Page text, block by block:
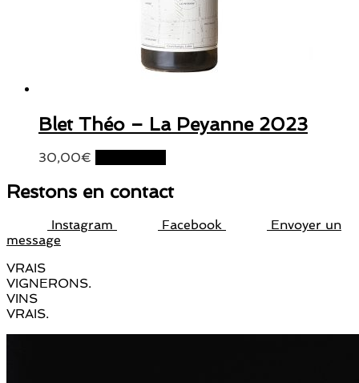
Blet Théo – La Peyanne 2023
30,00€
Restons en contact
Instagram Facebook
Envoyer un
message
VRAIS
VIGNERONS.
VINS
VRAIS.